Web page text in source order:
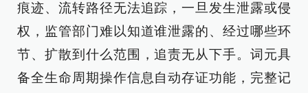
痕迹、流转路径无法追踪，一旦发生泄露或侵
权，监管部门难以知道谁泄露的、经过哪些环
节、扩散到什么范围，追责无从下手。词元具
备全生命周期操作信息自动存证功能，完整记